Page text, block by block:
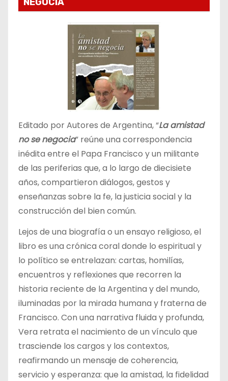
NEGOCIA
Editado por Autores de Argentina, “La amistad
no se negocia” reúne una correspondencia
inédita entre el Papa Francisco y un militante
de las periferias que, a lo largo de diecisiete
años, compartieron diálogos, gestos y
enseñanzas sobre la fe, la justicia social y la
construcción del bien común.
Lejos de una biografía o un ensayo religioso, el
libro es una crónica coral donde lo espiritual y
lo político se entrelazan: cartas, homilías,
encuentros y reflexiones que recorren la
historia reciente de la Argentina y del mundo,
iluminadas por la mirada humana y fraterna de
Francisco. Con una narrativa fluida y profunda,
Vera retrata el nacimiento de un vínculo que
trasciende los cargos y los contextos,
reafirmando un mensaje de coherencia,
servicio y esperanza: que la amistad, la fidelidad